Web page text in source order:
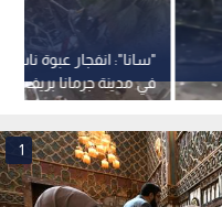
"سانا": انفجار عبوة
في مدينة جرمانا بريف
1